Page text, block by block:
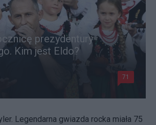
prezydentury
Kim jest Eldo?
71
Legendarna gwiazda rocka miała 75